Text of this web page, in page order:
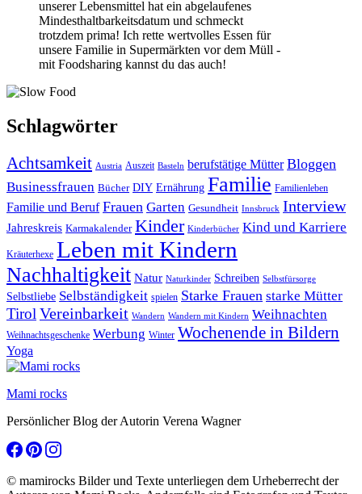
unserer Lebensmittel hat ein abgelaufenes
Mindesthaltbarkeitsdatum und schmeckt
trotzdem prima! Ich rette wertvolles Essen für
unsere Familie in Supermärkten vor dem Müll -
mit Foodsharing kannst du das auch!
Schlagwörter
Achtsamkeit Austria Auszeit Basteln berufstätige Mütter Bloggen
Businessfrauen Bücher DIY Ernährung Familie Familienleben
Familie und Beruf Frauen Garten Gesundheit Innsbruck Interview
Jahreskreis Karmakalender Kinder Kinderbücher Kind und Karriere
Kräuterhexe Leben mit Kindern
Nachhaltigkeit Natur Naturkinder Schreiben Selbstfürsorge
Selbstliebe Selbständigkeit spielen Starke Frauen starke Mütter
Tirol Vereinbarkeit Wandern Wandern mit Kindern Weihnachten
Weihnachtsgeschenke Werbung Winter Wochenende in Bildern
Yoga
Mami rocks
Persönlicher Blog der Autorin Verena Wagner
© mamirocks Bilder und Texte unterliegen dem Urheberrecht der